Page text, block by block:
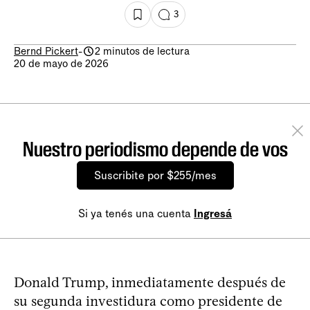
3
Bernd Pickert-
2 minutos de lectura
20 de mayo de 2026
Nuestro periodismo depende de vos
Suscribite por $255/mes
Si ya tenés una cuenta Ingresá
Donald Trump, inmediatamente después de
su segunda investidura como presidente de